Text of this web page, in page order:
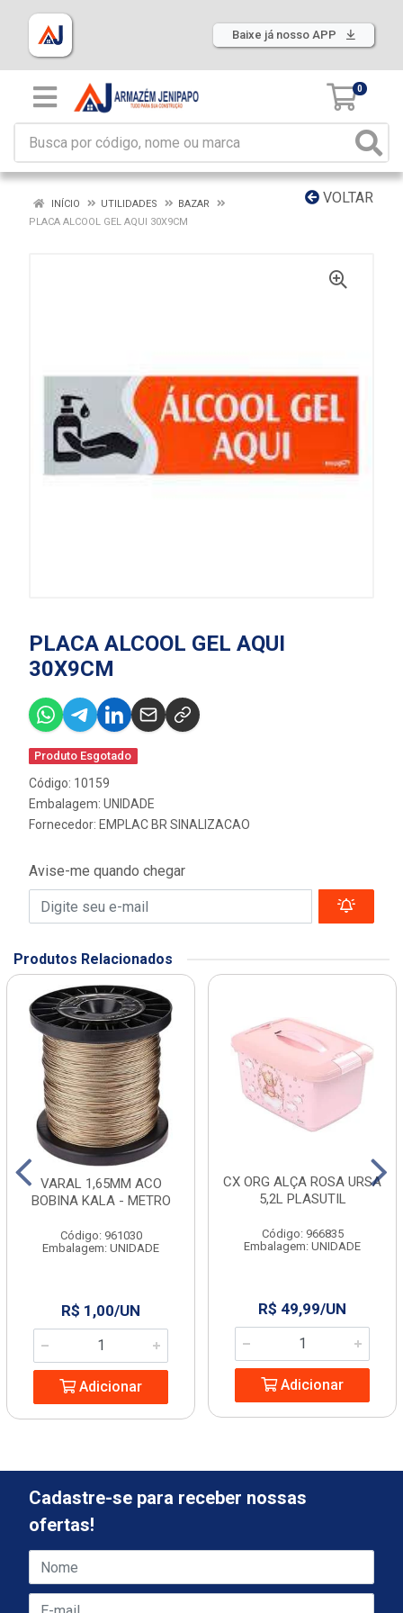
Baixe já nosso APP
0
VOLTAR
INÍCIO UTILIDADES
BAZAR
PLACA ALCOOL GEL AQUI 30X9CM
PLACA ALCOOL GEL AQUI
30X9CM
Produto Esgotado
Código: 10159
Embalagem: UNIDADE
Fornecedor: EMPLAC BR SINALIZACAO
Avise-me quando chegar
Produtos Relacionados
VARAL 1,65MM ACO
BOBINA KALA - METRO
Código: 961030
Embalagem: UNIDADE
R$ 1,00/UN
Adicionar
CX ORG ALÇA ROSA URSA
5,2L PLASUTIL
Código: 966835
Embalagem: UNIDADE
R$ 49,99/UN
Adicionar
Cadastre-se para receber nossas
ofertas!